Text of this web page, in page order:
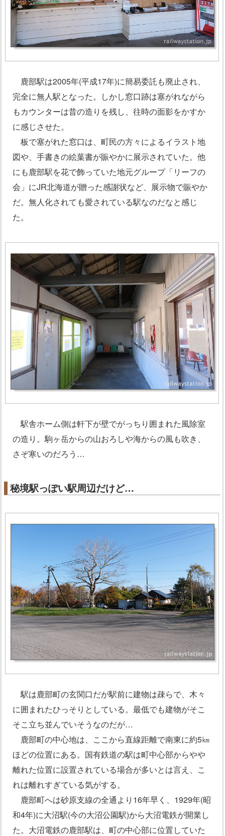
鹿部駅は2005年(平成17年)に簡易委託も廃止され、
完全に無人駅となった。しかし窓口跡は塞がれながら
もカウンターは昔の造りを残し、往時の面影をかすか
に感じさせた。
板で塞がれた窓口は、町民の方々によるイラスト地
図や、手書きの絵葉書が賑やかに展示されていた。他
にも鹿部駅を花で飾っていた地元グループ「リーフの
会」にJR北海道が贈った感謝状など、展示物で賑やか
だ。無人化されても愛されている駅なのだなと感じ
た。
駅舎ホーム側は軒下が壁でがっちり囲まれた風除室
の造り。駒ヶ岳からの山おろしや海からの風も吹き、
さぞ寒いのだろう…
秘境駅っぽい駅周辺だけど…
駅は鹿部町の玄関口だが駅前に建物は疎らで、木々
に囲まれたひっそりとしている。最低でも建物がそこ
そこ立ち並んでいそうなのだが…
鹿部町の中心地は、ここから直線距離で南東に約5㎞
ほどの位置にある。国有鉄道の駅は町中心部からやや
離れた位置に設置されている場合が多いとは言え、こ
れは離れすぎている気がする。
鹿部町へは砂原支線の全通より16年早く、1929年(昭
和4年)に大沼駅(今の大沼公園駅)から大沼電鉄が開業し
た。大沼電鉄の鹿部駅は、町の中心部に位置していた